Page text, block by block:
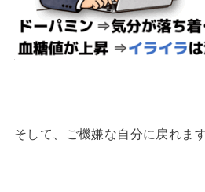
そして、ご機嫌な自分に戻れます